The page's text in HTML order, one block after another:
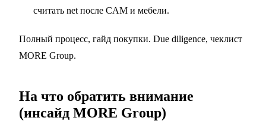
считать net после CAM и мебели.
Полный процесс, гайд покупки. Due diligence, чеклист
MORE Group.
На что обратить внимание
(инсайд MORE Group)